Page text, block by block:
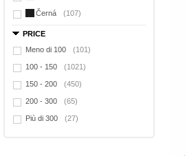
Černá (107)
PRICE
Meno di 100
(101)
100 - 150 (1021)
150 - 200 (450)
200 - 300 (65)
Più di 300 (27)